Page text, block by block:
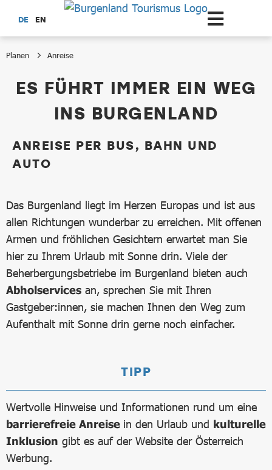
Zum Hauptinhalt springen
DE EN
Planen Anreise
AnreiseES FÜHRT IMMER EIN WEG
INS BURGENLAND
ANREISE PER BUS, BAHN UND
AUTO
Das Burgenland liegt im Herzen Europas und ist aus
allen Richtungen wunderbar zu erreichen. Mit offenen
Armen und fröhlichen Gesichtern erwartet man Sie
hier zu Ihrem Urlaub mit Sonne drin. Viele der
Beherbergungsbetriebe im Burgenland bieten auch
Abholservices an, sprechen Sie mit Ihren
Gastgeber:innen, sie machen Ihnen den Weg zum
Aufenthalt mit Sonne drin gerne noch einfacher.
TIPP
Wertvolle Hinweise und Informationen rund um eine
barrierefreie Anreise in den Urlaub und kulturelle
Inklusion gibt es auf der Website der Österreich
Werbung.